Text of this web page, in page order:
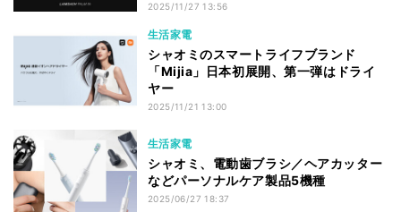
2025/11/27 13:56
生活家電
シャオミのスマートライフブランド
「Mijia」日本初展開、第一弾はドライ
ヤー
2025/11/21 13:00
生活家電
シャオミ、電動歯ブラシ／ヘアカッター
などパーソナルケア製品5機種
2025/06/27 18:37